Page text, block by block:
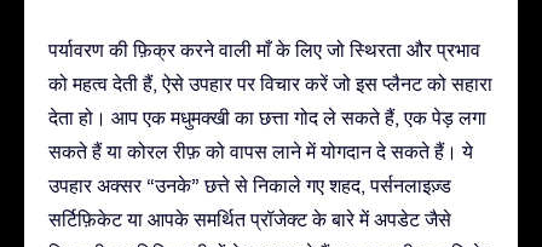
पर्यावरण की फ़िक्र करने वाली माँ के लिए जो स्थिरता और प्रभाव
को महत्व देती हैं, ऐसे उपहार पर विचार करें जो इस प्लैनट को सहारा
देता हो। आप एक मधुमक्खी का छत्ता गोद ले सकते हैं, एक पेड़ लगा
सकते हैं या कोरल रीफ़ को वापस लाने में योगदान दे सकते हैं। ये
उपहार अक्सर “उनके” छत्ते से निकाले गए शहद, पर्सनलाइज़्ड
सर्टिफ़िकेट या आपके समर्थित प्रॉजेक्ट के बारे में अपडेट जैसे